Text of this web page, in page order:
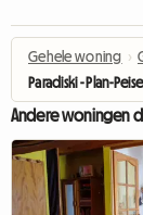
Gehele woning ›
Paradiski - Plan-
Andere woningen